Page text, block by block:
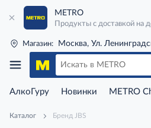
METRO
Продукты с доставкой на
Магазин: Москва, Ул.
АлкоГуру Новинки METRO
Каталог Бренд JBS